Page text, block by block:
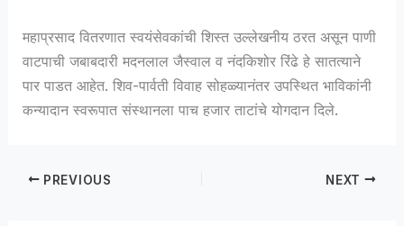
महाप्रसाद वितरणात स्वयंसेवकांची शिस्त उल्लेखनीय ठरत असून पाणी
वाटपाची जबाबदारी मदनलाल जैस्वाल व नंदकिशोर रिंढे हे सातत्याने
पार पाडत आहेत. शिव-पार्वती विवाह सोहळ्यानंतर उपस्थित भाविकांनी
कन्यादान स्वरूपात संस्थानला पाच हजार ताटांचे योगदान दिले.
PREVIOUS NEXT